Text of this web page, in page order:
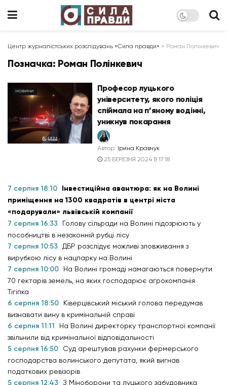
Центр журналістських розслідувань «Сила правди» > Роман Полінкевич
Позначка: Роман Полінкевич
НОВИНИ
Професор луцького
університету, якого поліція
спіймала на п’яному водінні,
уникнув покарання
Автор: Ірина Кравчук
25 БЕРЕЗНЯ 2024 В 17:18
7 серпня 18:10 Інвестиційна авантюра: як на Волині
приміщення на 1300 квадратів в центрі міста
«подарували» львівській компанії
7 серпня 16:33
Голову сільради на Волині підозрюють у
пособництві в незаконній рубці лісу
7 серпня 10:53
ДБР розслідує можливі зловживання з
вирубкою лісу в нацпарку на Волині
7 серпня 10:00
На Волині громаді намагаються повернути
70 гектарів земель, на яких господарює агрокомпанія
Тігіпка
6 серпня 18:50
Ківерцівський міський голова передумав
визнавати вину в кримінальній справі
6 серпня 11:11
На Волині директорку транспортної компанії
звільнили від кримінальної відповідальності
5 серпня 16:50
Суд арештував рахунки фермерського
господарства волинського депутата, який вигнав
податкових ревізорів
5 серпня 12:43 З Міноборони та луцького забудовника